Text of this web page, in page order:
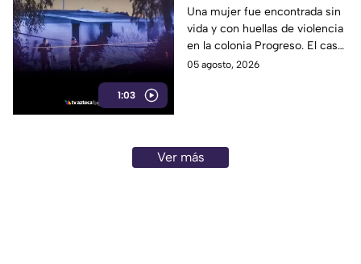
1:03
Mexicali; hallan a una
mujer sin vida con
huellas de violencia
Una mujer fue encontrada sin
vida y con huellas de violencia
en la colonia Progreso. El caso
es investigado como un
05 agosto, 2026
Ver más